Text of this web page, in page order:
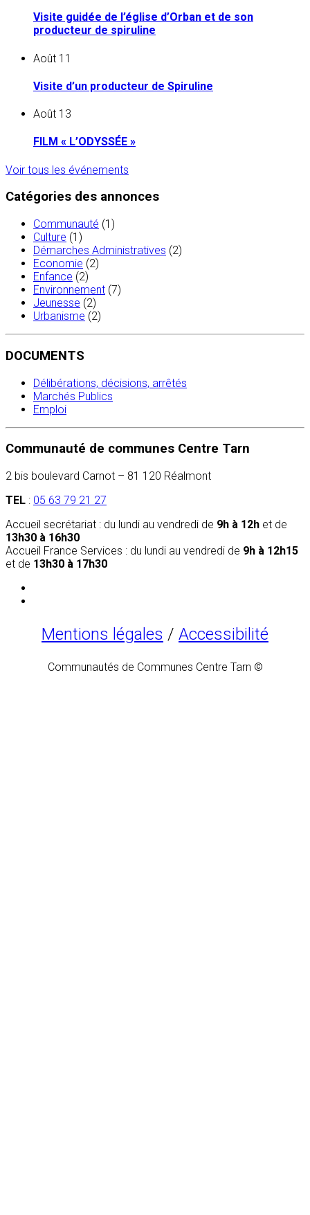
Visite guidée de l’église d’Orban et de son
producteur de spiruline
Août 11
Visite d’un producteur de Spiruline
Août 13
FILM « L’ODYSSÉE »
Voir tous les événements
Catégories des annonces
Communauté (1)
Culture (1)
Démarches Administratives (2)
Economie (2)
Enfance (2)
Environnement (7)
Jeunesse (2)
Urbanisme (2)
DOCUMENTS
Délibérations, décisions, arrêtés
Marchés Publics
Emploi
Communauté de communes Centre Tarn
2 bis boulevard Carnot – 81 120 Réalmont
TEL : 05 63 79 21 27
Accueil secrétariat : du lundi au vendredi de 9h à 12h et de
13h30 à 16h30
Accueil France Services : du lundi au vendredi de 9h à 12h15
et de 13h30 à 17h30
Mentions légales / Accessibilité
Communautés de Communes Centre Tarn ©